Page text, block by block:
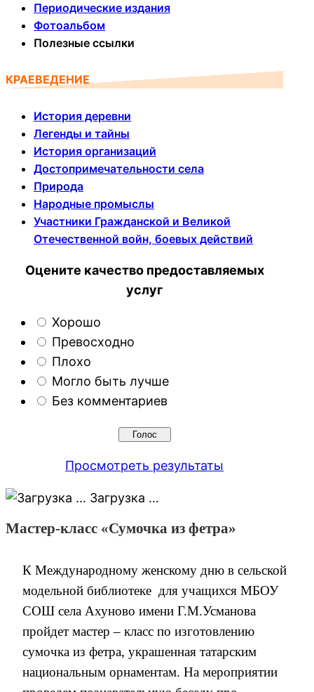
Периодические издания
Фотоальбом
Полезные ссылки
КРАЕВЕДЕНИЕ
История деревни
Легенды и тайны
История организаций
Достопримечательности села
Природа
Народные промыслы
Участники Гражданской и Великой
Отечественной войн, боевых действий
Оцените качество предоставляемых
услуг
Хорошо
Превосходно
Плохо
Могло быть лучше
Без комментариев
Просмотреть результаты
Загрузка …
Мастер-класс «Сумочка из фетра»
К Международному женскому дню в сельской
модельной библиотеке для учащихся МБОУ
СОШ села Ахуново имени Г.М.Усманова
пройдет мастер – класс по изготовлению
сумочка из фетра, украшенная татарским
национальным орнаментам. На мероприятии